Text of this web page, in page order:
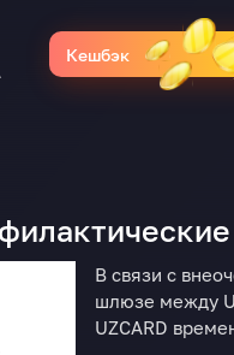
Кешбэк
В связи с
шлюзе между
UZCARD